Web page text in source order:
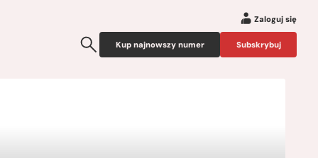
Zaloguj się
Kup najnowszy numer Subskrybuj